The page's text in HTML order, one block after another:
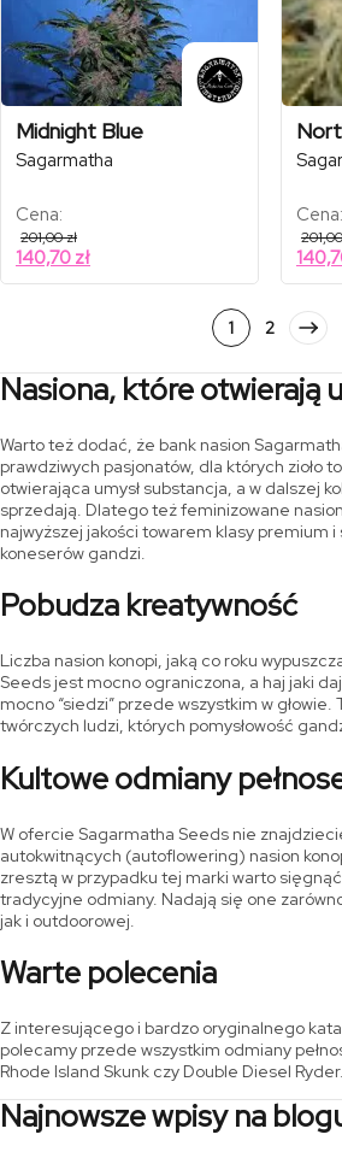
Midnight Blue
Sagarmatha
Cena:
201,00zł
140,70 zł
Cena:
1 2
Nasiona, które otwierają
Warto też dodać, że bank nasion
prawdziwych pasjonatów, dla których zioło
otwierająca umysł substancja, a w dalszej
sprzedają. Dlatego też feminizowane
najwyższej jakości towarem klasy premium i
koneserów gandzi.
Pobudza kreatywność
Liczba nasion konopi, jaką co roku
Seeds jest mocno ograniczona, a haj jaki
mocno “siedzi” przede wszystkim w głowie.
twórczych ludzi, których pomysłowość
Kultowe odmiany
W ofercie Sagarmatha Seeds nie
autokwitnących (autoflowering) nasion
zresztą w przypadku tej marki warto
tradycyjne odmiany. Nadają się one
jak i outdoorowej.
Warte polecenia
Z interesującego i bardzo oryginalnego
polecamy przede wszystkim odmiany
Rhode Island Skunk czy Double Diesel Ryder.
Najnowsze wpisy na